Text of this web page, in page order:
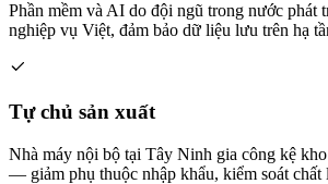
Phần mềm và AI do đội ngũ trong nước
nghiệp vụ Việt, đảm bảo dữ liệu lưu trên hạ
Tự chủ sản xuất
Nhà máy nội bộ tại Tây Ninh gia công kệ
— giảm phụ thuộc nhập khẩu, kiểm soát chất